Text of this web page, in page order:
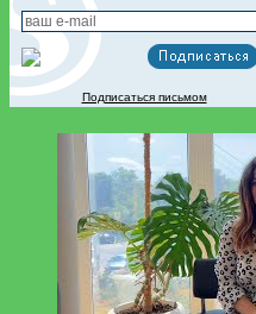
Подписаться письмом